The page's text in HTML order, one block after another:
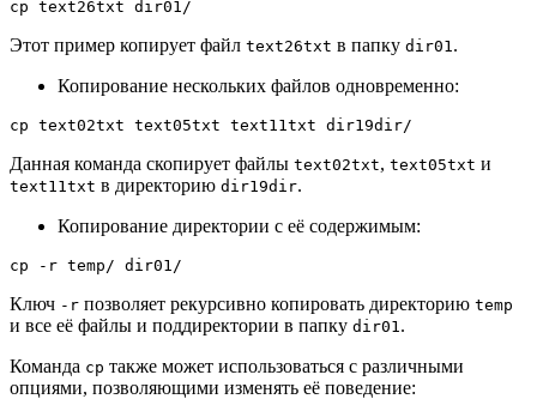
cp text26txt dir01/
Этот пример копирует файл text26txt в папку dir01 .
Копирование нескольких файлов одновременно:
cp text02txt text05txt text11txt dir19dir/
Данная команда скопирует файлы text02txt, text05txt и
text11txt в директорию dir19dir.
Копирование директории с её содержимым:
cp -r temp/ dir01/
Ключ -r позволяет рекурсивно копировать директорию temp
и все её файлы и поддиректории в папку dir01 .
Команда cp также может использоваться с различными
опциями, позволяющими изменять её поведение: